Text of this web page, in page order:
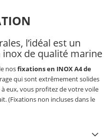
l’idéal est un
inox de qualité marine
nosfixations en INOX A4 de
qui sont extrêmement solides
eux, vous profitez de votre voile
(Fixations non incluses dans le